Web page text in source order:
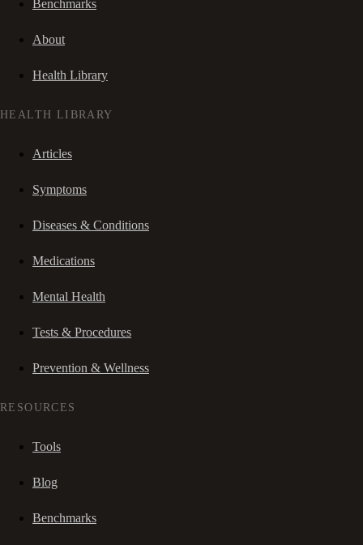
Benchmarks
About
Health Library
HEALTH LIBRARY
Articles
Symptoms
Diseases & Conditions
Medications
Mental Health
Tests & Procedures
Prevention & Wellness
RESOURCES
Tools
Blog
Benchmarks